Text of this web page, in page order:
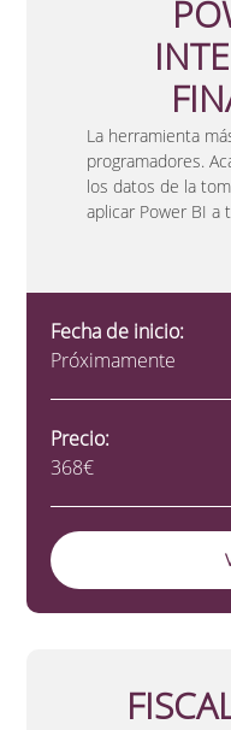
La herramienta
programadores.
los datos de la
aplicar Power BI a
Fecha de inicio:
Próximamente
Precio:
368€